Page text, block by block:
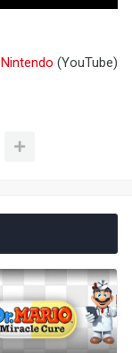
Nintendo (YouTube)